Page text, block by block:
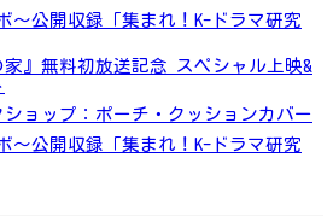
～公開収録「集まれ！K-ドラマ研究
家』無料初放送記念 スペシャル上映&
ショップ：ポーチ・クッションカバー
～公開収録「集まれ！K-ドラマ研究